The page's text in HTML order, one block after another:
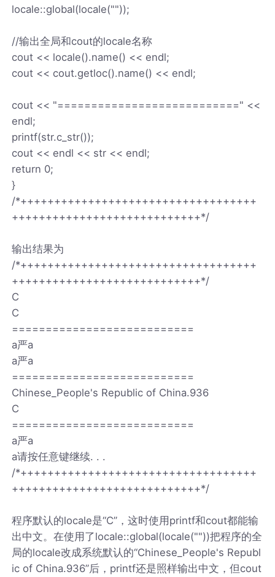
locale::global(locale(""));
//输出全局和cout的locale名称
cout << locale().name() << endl;
cout << cout.getloc().name() << endl;
cout << "===========================" <<
endl;
printf(str.c_str());
cout << endl << str << endl;
return 0;
}
/*+++++++++++++++++++++++++++++++++++
++++++++++++++++++++++++++++*/
输出结果为
/*+++++++++++++++++++++++++++++++++++
++++++++++++++++++++++++++++*/
C
C
===========================
a严a
a严a
===========================
Chinese_People's Republic of China.936
C
===========================
a严a
a请按任意键继续. . .
/*+++++++++++++++++++++++++++++++++++
++++++++++++++++++++++++++++*/
程序默认的locale是“C”，这时使用printf和cout都能输
出中文。在使用了locale::global(locale(""))把程序的全
局的locale改成系统默认的“Chinese_People's Republ
ic of China.936”后，printf还是照样输出中文，但cout